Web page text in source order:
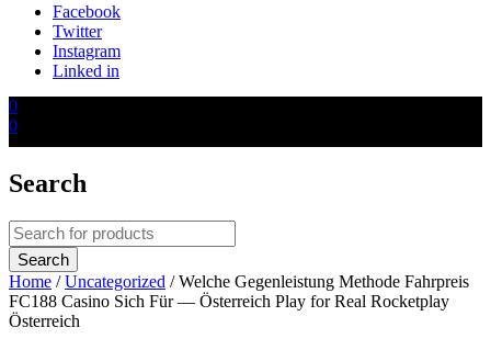
Facebook
Twitter
Instagram
Linked in
0
0
Search
Home / Uncategorized / Welche Gegenleistung Methode Fahrpreis
FC188 Casino Sich Für — Österreich Play for Real Rocketplay
Österreich